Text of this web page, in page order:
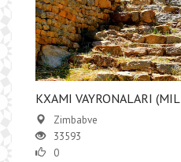
KXAMI VAYRONALARI
Zimbabve
33593
0